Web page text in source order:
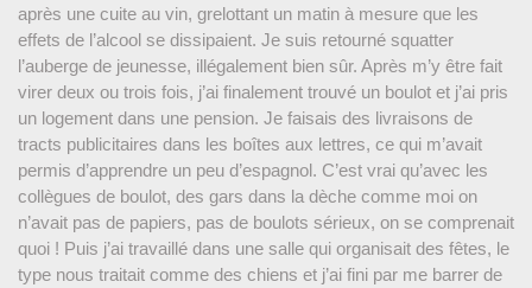
après une cuite au vin, grelottant un matin à mesure que les
effets de l’alcool se dissipaient. Je suis retourné squatter
l’auberge de jeunesse, illégalement bien sûr. Après m’y être fait
virer deux ou trois fois, j’ai finalement trouvé un boulot et j’ai pris
un logement dans une pension. Je faisais des livraisons de
tracts publicitaires dans les boîtes aux lettres, ce qui m’avait
permis d’apprendre un peu d’espagnol. C’est vrai qu’avec les
collègues de boulot, des gars dans la dèche comme moi on
n’avait pas de papiers, pas de boulots sérieux, on se comprenait
quoi ! Puis j’ai travaillé dans une salle qui organisait des fêtes, le
type nous traitait comme des chiens et j’ai fini par me barrer de